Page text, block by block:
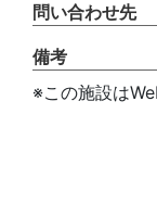
問い合わせ先
備考
※この施設は